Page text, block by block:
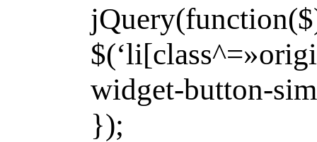
widget-button-
});